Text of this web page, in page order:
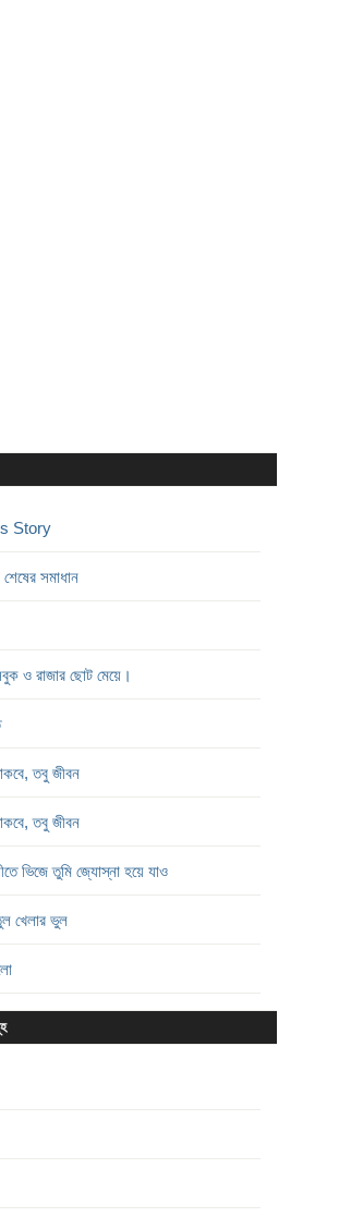
Story
সমাধান
ও রাজার ছোট মেয়ে।
তবু জীবন
তবু জীবন
ভিজে তুমি জ্যোস্না হয়ে যাও
খেলার ভুল